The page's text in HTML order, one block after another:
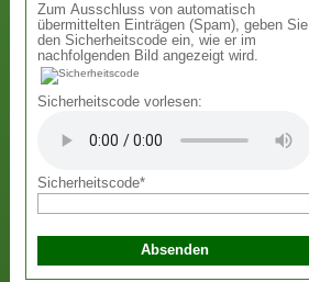
Zum Ausschluss von automatisch
übermittelten Einträgen (Spam), geben Sie
den Sicherheitscode ein, wie er im
nachfolgenden Bild angezeigt wird.
Sicherheitscode vorlesen:
Sicherheitscode*